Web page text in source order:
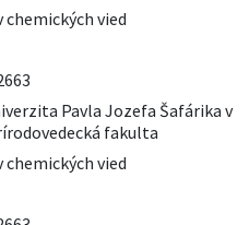
vied
Pavla Jozefa Šafárika v
fakulta
vied